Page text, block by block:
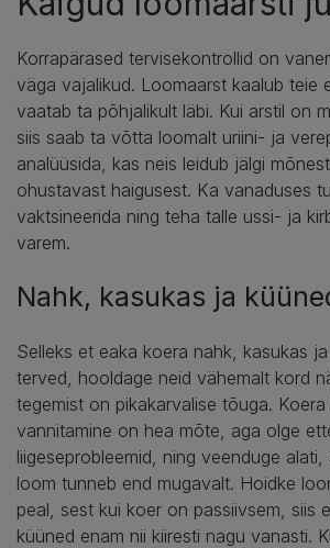
Korrapärased tervisekontrollid on
väga vajalikud. Loomaarst kaalub teie
vaatab ta põhjalikult läbi. Kui arstil on
siis saab ta võtta loomalt uriini- ja
analüüsida, kas neis leidub jälgi
ohustavast haigusest. Ka vanaduses
vaktsineerida ning teha talle ussi- ja
varem.
Nahk, kasukas ja
Selleks et eaka koera nahk, kasukas
terved, hooldage neid vähemalt kord
tegemist on pikakarvalise tõuga.
vannitamine on hea mõte, aga olge
liigeseprobleemid, ning veenduge
loom tunneb end mugavalt. Hoidke
peal, sest kui koer on passiivsem, siis
küüned enam nii kiiresti nagu vanasti.